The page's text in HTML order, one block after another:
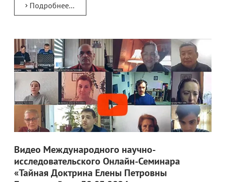
Подробнее...
Видео Международного научно-
исследовательского Онлайн-Семинара
«Тайная Доктрина Елены Петровны